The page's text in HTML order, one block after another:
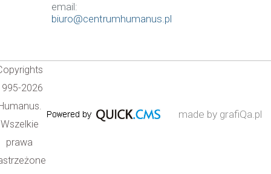
email:
biuro@centrumhumanus.pl
2026
Wszelkie
prawa
made by grafiQa.pl